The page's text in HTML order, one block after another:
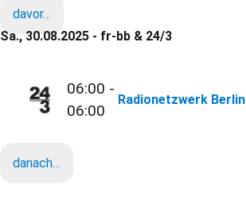
davor…
Sa., 30.08.2025 - fr-bb & 24/3
06:00 -
06:00
Radionetzwerk Berlin
danach…